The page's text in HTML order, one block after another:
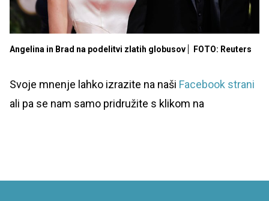
Angelina in Brad na podelitvi zlatih globusov FOTO: Reuters
Svoje mnenje lahko izrazite na naši Facebook strani
ali pa se nam samo pridružite s klikom na